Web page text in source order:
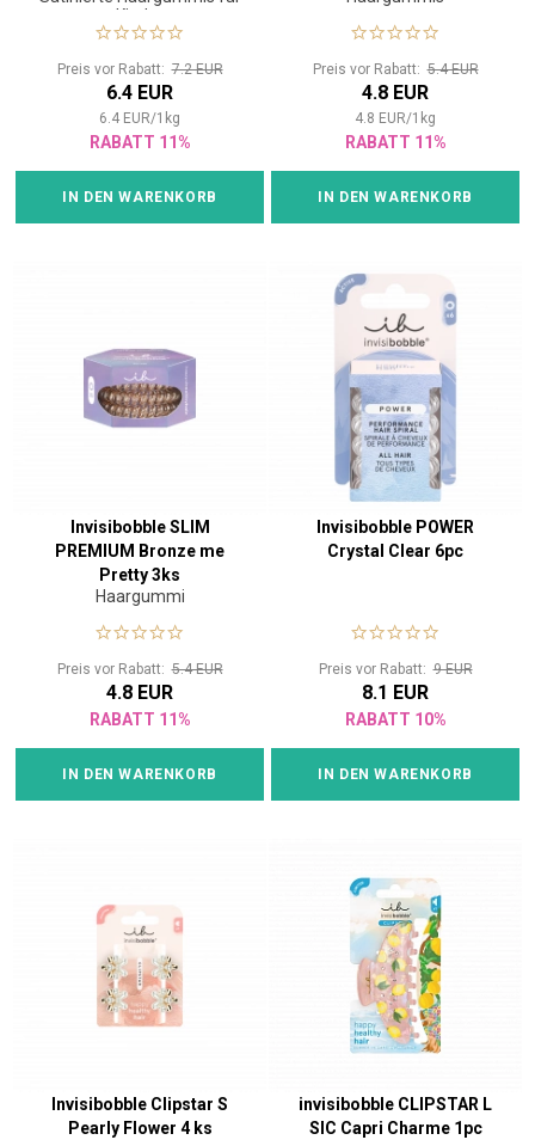
Kinder
Preis vor Rabatt:7.2 EUR
6.4 EUR
6.4 EUR/1 kg
RABATT 11%
IN DEN WARENKORB
Preis vor Rabatt:5.4 EUR
4.8 EUR
4.8 EUR/1 kg
RABATT 11%
IN DEN WARENKORB
Invisibobble SLIM
PREMIUM Bronze me
Pretty 3ks
Haargummi
Preis vor Rabatt:5.4 EUR
4.8 EUR
RABATT 11%
IN DEN WARENKORB
Invisibobble POWER
Crystal Clear 6pc
Preis vor Rabatt:9 EUR
8.1 EUR
RABATT 10%
IN DEN WARENKORB
Invisibobble Clipstar S
Pearly Flower 4 ks
invisibobble CLIPSTAR L
SIC Capri Charme 1pc